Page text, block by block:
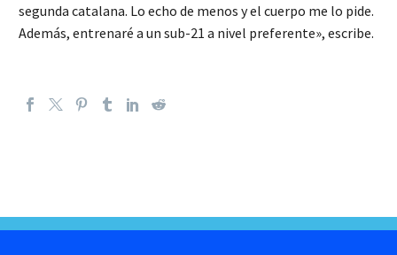
segunda catalana. Lo echo de menos y el cuerpo me lo pide.
Además, entrenaré a un sub-21 a nivel preferente», escribe.